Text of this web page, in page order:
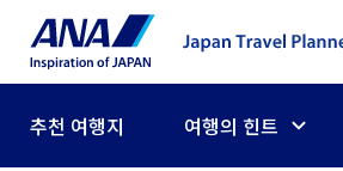
추천 여행지 여행의 힌트